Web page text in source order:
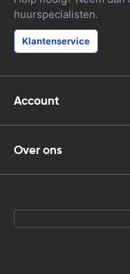
huurspecialisten.
Klantenservice
Account
Over ons